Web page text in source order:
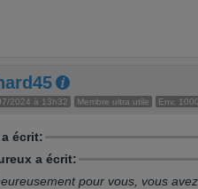
2024 à 13h32 Membre ultra utile Env.
écrit:
a écrit:
pour vous, vous